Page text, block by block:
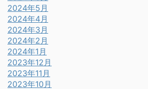
2024年5月
2024年4月
2024年3月
2024年2月
2024年1月
2023年12月
2023年11月
2023年10月